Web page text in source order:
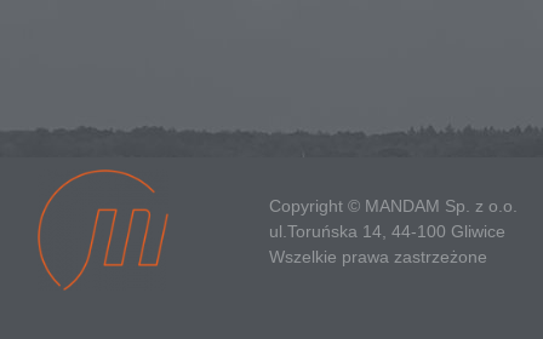
Copyright © MANDAM Sp. z o.o.
ul.Toruńska 14, 44-100 Gliwice
Wszelkie prawa zastrzeżone